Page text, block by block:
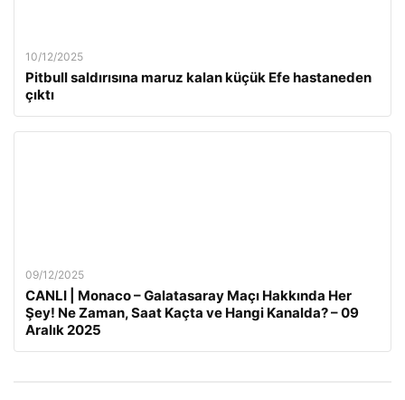
10/12/2025
Pitbull saldırısına maruz kalan küçük Efe hastaneden
çıktı
09/12/2025
CANLI | Monaco – Galatasaray Maçı Hakkında Her
Şey! Ne Zaman, Saat Kaçta ve Hangi Kanalda? – 09
Aralık 2025